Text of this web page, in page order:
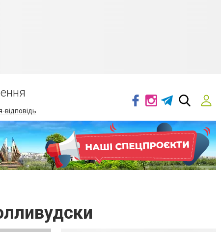
відповідь